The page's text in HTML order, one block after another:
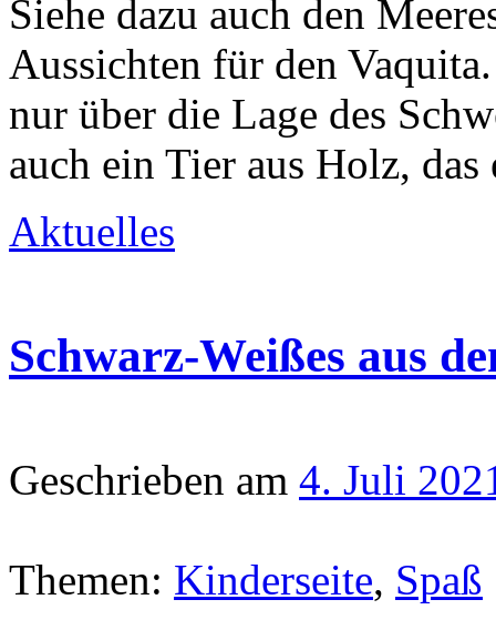
Siehe dazu auch den
Aussichten für den
nur über die Lage des
auch ein Tier aus Holz,
Aktuelles
Schwarz-Weißes aus
Geschrieben am 4. Juli
Themen: Kinderseite, Spaß